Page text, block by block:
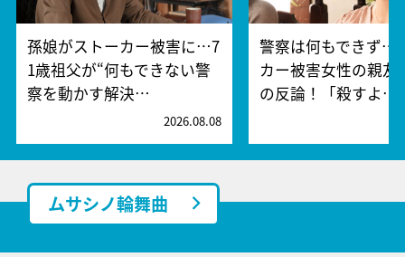
孫娘がストーカー被害に…7
1歳祖父が“何もできない警
察を動かす解決…
2026.08.08
警察は何もできず…
カー被害女性の親友
の反論！「殺すよ…
ムサシノ輪舞曲